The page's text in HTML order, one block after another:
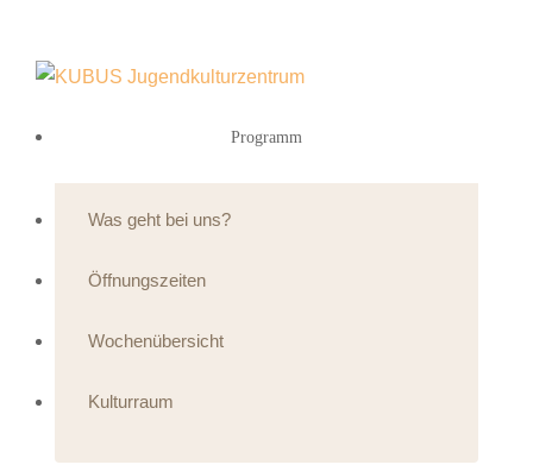
Programm
Was geht bei uns?
Öffnungszeiten
Wochenübersicht
Kulturraum